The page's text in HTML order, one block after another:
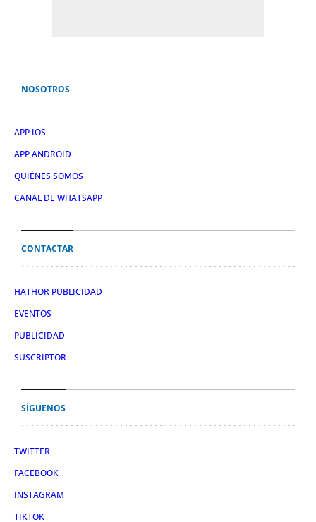
NOSOTROS
APP IOS
APP ANDROID
QUIÉNES SOMOS
CANAL DE WHATSAPP
CONTACTAR
HATHOR PUBLICIDAD
EVENTOS
PUBLICIDAD
SUSCRIPTOR
SÍGUENOS
TWITTER
FACEBOOK
INSTAGRAM
TIKTOK